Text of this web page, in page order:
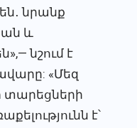
նրանք
և
նշում է
«Մեզ
տարեցների
է՝